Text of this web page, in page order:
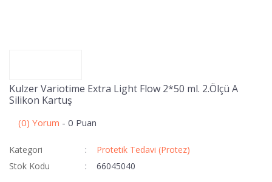
Kulzer Variotime Extra Light Flow 2*50 ml. 2.Ölçü A
Silikon Kartuş
(0) Yorum - 0 Puan
Kategori
Protetik Tedavi (Protez)
Stok Kodu
66045040